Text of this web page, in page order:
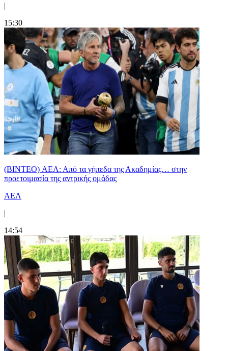
|
15:30
(BINTEO) ΑΕΛ: Από τα γήπεδα της Ακαδημίας… στην
προετοιμασία της αντρικής ομάδας
ΑΕΛ
|
14:54